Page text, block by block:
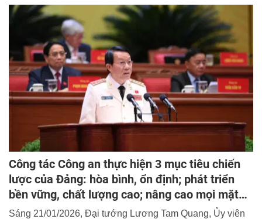
sĩ của nhiều đơn vị trong lực lượng CAND.
Công tác Công an thực hiện 3 mục tiêu chiến
lược của Đảng: hòa bình, ổn định; phát triển
bền vững, chất lượng cao; nâng cao mọi mặt
đời sống Nhân dân
Sáng 21/01/2026, Đại tướng Lương Tam Quang, Ủy viên